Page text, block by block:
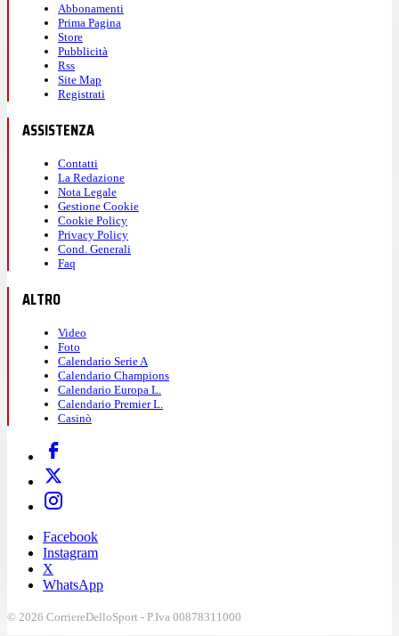
Abbonamenti
Prima Pagina
Store
Pubblicità
Rss
Site Map
Registrati
ASSISTENZA
Contatti
La Redazione
Nota Legale
Gestione Cookie
Cookie Policy
Privacy Policy
Cond. Generali
Faq
ALTRO
Video
Foto
Calendario Serie A
Calendario Champions
Calendario Europa L.
Calendario Premier L.
Casinò
Facebook
Instagram
X
WhatsApp
© 2026 CorriereDelloSport - P.Iva 00878311000